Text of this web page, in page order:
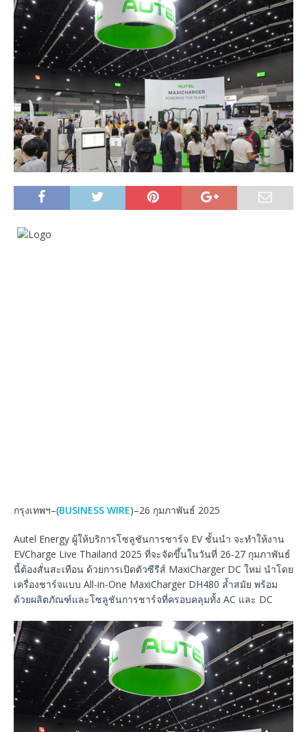
กรุงเทพฯ–(BUSINESS WIRE)–26 กุมภาพันธ์ 2025
Autel Energy ผู้ให้บริการโซลูชันการชาร์จ EV ชั้นนำ จะทำให้งาน
EVCharge Live Thailand 2025 ที่จะจัดขึ้นในวันที่ 26-27 กุมภาพันธ์
นี้ต้องสั่นสะเทือน ด้วยการเปิดตัวซีรีส์ MaxiCharger DC ใหม่ นำโดย
เครื่องชาร์จแบบ All-in-One MaxiCharger DH480 ล้ำสมัย พร้อม
ด้วยผลิตภัณฑ์และโซลูชันการชาร์จที่ครอบคลุมทั้ง AC และ DC